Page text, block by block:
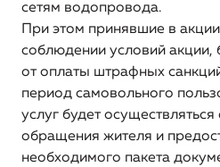
технологических,
связанных с подключением
присоединением)
Информация о
организации об
сетям водопровода.
При этом принявшие в
соблюдении условий акции,
от оплаты штрафных
период самовольного
услуг будет
обращения жителя и
необходимого пакета